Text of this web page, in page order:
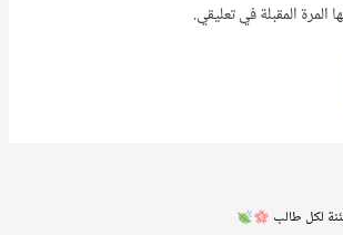
لكل طالب
المرة المقبلة في تعليقي.